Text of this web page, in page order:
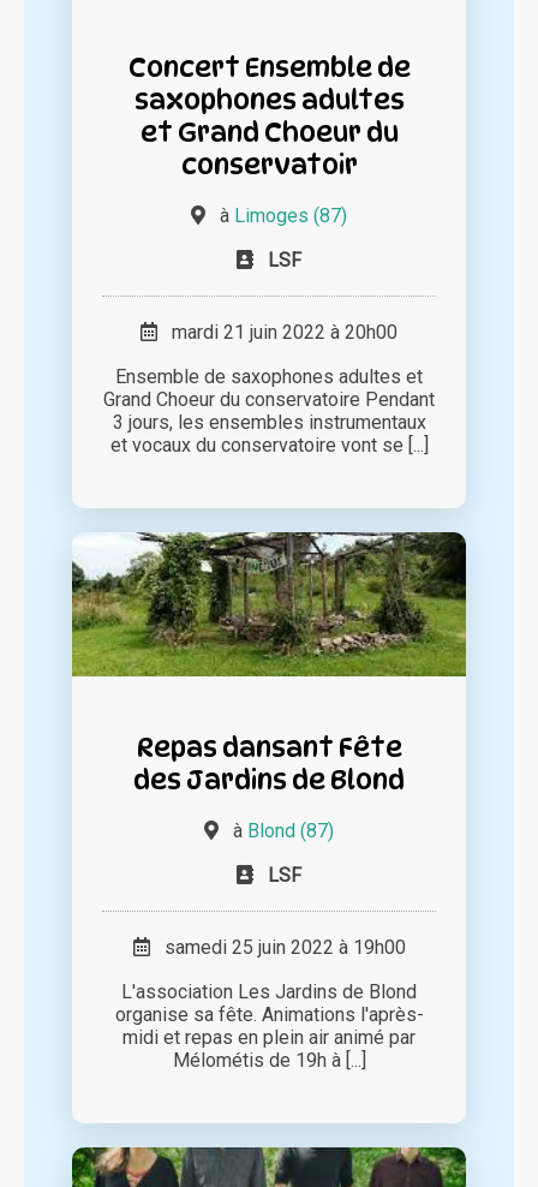
Concert Ensemble de
saxophones adultes
et Grand Choeur du
conservatoir
à Limoges (87)
LSF
mardi 21 juin 2022 à 20h00
Ensemble de saxophones adultes et
Grand Choeur du conservatoire Pendant
3 jours, les ensembles instrumentaux
et vocaux du conservatoire vont se [...]
Repas dansant Fête
des Jardins de Blond
à Blond (87)
LSF
samedi 25 juin 2022 à 19h00
L'association Les Jardins de Blond
organise sa fête. Animations l'après-
midi et repas en plein air animé par
Mélométis de 19h à [...]